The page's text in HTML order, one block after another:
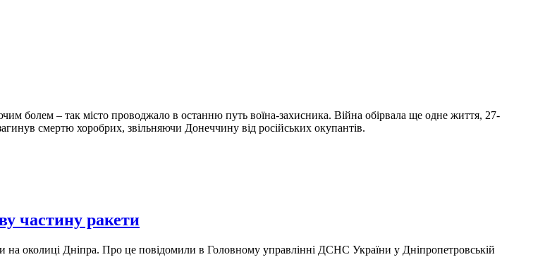
болем – так місто проводжало в останню путь воїна-захисника. Війна обірвала ще одне життя, 27-
смертю хоробрих, звільняючи Донеччину від російських окупантів.
частину ракети
околиці Дніпра. Про це повідомили в Головному управлінні ДСНС України у Дніпропетровській